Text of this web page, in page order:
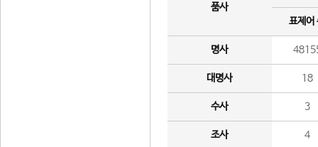
품사
표제어
명사
대명사 18
수사 3
조사 4